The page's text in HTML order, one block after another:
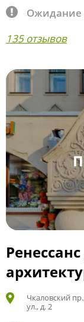
Ожидание
135 отзывов
Чкаловский
ул., д. 2